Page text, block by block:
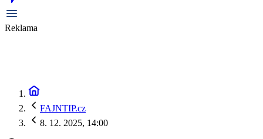
Reklama
FAJNTIP.cz
8. 12. 2025, 14:00